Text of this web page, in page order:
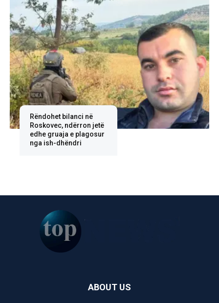
Rëndohet bilanci në
Roskovec, ndërron jetë
edhe gruaja e plagosur
nga ish-dhëndri
ABOUT US